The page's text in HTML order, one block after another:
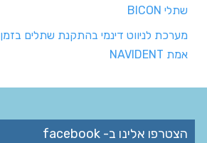
שתלי BICON
מערכת לניווט דינמי בהתקנת שתלים בזמן
אמת NAVIDENT
הצטרפו אלינו ב- facebook